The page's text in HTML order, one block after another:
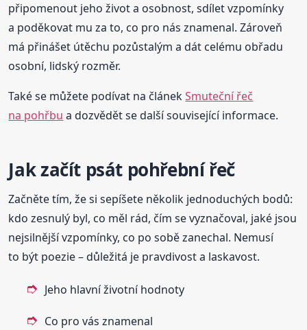
připomenout jeho život a osobnost, sdílet vzpomínky
a poděkovat mu za to, co pro nás znamenal. Zároveň
má přinášet útěchu pozůstalým a dát celému obřadu
osobní, lidský rozměr.
Také se můžete podívat na článekSmuteční řeč
na pohřbu a dozvědět se další související informace.
Jak začít psát pohřební řeč
Začněte tím, že si sepíšete několik jednoduchých bodů:
kdo zesnulý byl, co měl rád, čím se vyznačoval, jaké jsou
nejsilnější vzpomínky, co po sobě zanechal. Nemusí
to být poezie – důležitá je pravdivost a laskavost.
Jeho hlavní životní hodnoty
Co pro vás znamenal